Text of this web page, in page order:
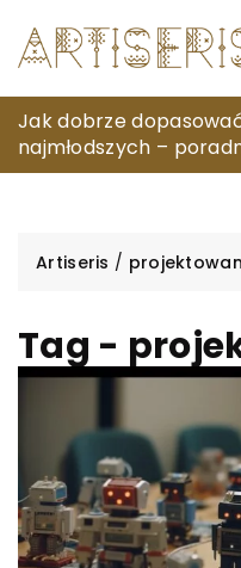
Nowe Filmy, Które
Hobby
Jak dobrze
najmłodszych –
Jak wybrać
automatyki
Artiseris /
Tag -